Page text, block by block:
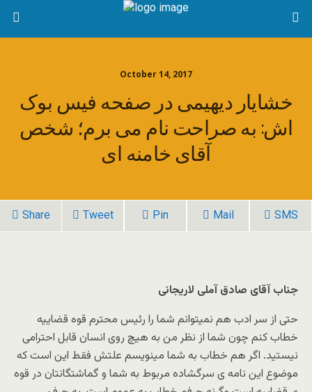
October 14, 2017
خشایار دیهیمى در صفحه فیس بوک
اش: به صراحت نام مى برم؛ شخص
آقاى خامنه اى
Share Tweet Pin Mail SMS
جناب آقای صادق آملی لاریجانی
حتی از سر ادب هم نمیتوانم شما را رئیس محترم قوه قضاییه
خطاب کنم چون شما از نظر من به هیچ روی انسان قابل احترامی
نیستید. اگر هم خطاب به شما مینویسم علتش فقط این است که
موضوع این نامه ی سرگشاده مربوط به شما و گماشتگانتان در قوه